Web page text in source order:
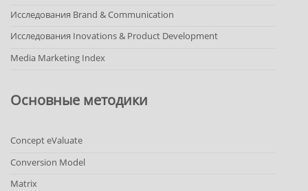
Исследования Brand & Communication
Исследования Inovations & Product Development
Media Marketing Index
Основные методики
Concept eValuate
Conversion Model
Matrix